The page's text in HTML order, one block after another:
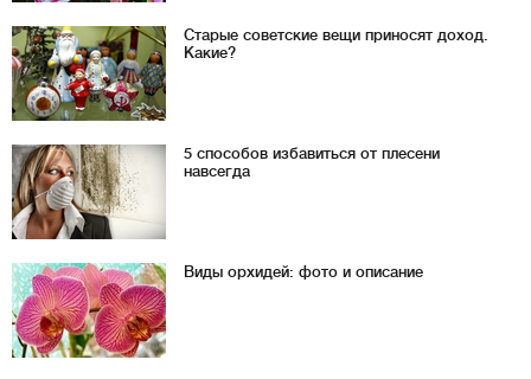
Старые советские вещи приносят доход.
Какие?
5 способов избавиться от плесени
навсегда
Виды орхидей: фото и описание